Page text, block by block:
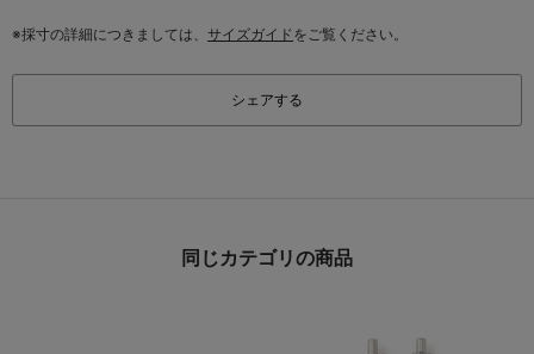
※採寸の詳細につきましては、 サイズガイドをご覧ください。
シェアする
同じカテゴリの商品